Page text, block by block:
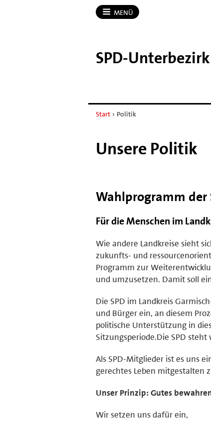
MENÜ
SPD-​
Start › Politik
Unsere Politik
Wahlprogramm der
Für die Menschen im
Wie andere Landkreise sieht
zukunfts- und
Programm zur
und umzusetzen. Damit soll
Die SPD im Landkreis
und Bürger ein, an diesem
politische Unterstützung in
Sitzungsperiode.Die SPD
Als SPD-Mitglieder ist es uns
gerechtes Leben mitgestalten
Unser Prinzip: Gutes
Wir setzen uns dafür ein,